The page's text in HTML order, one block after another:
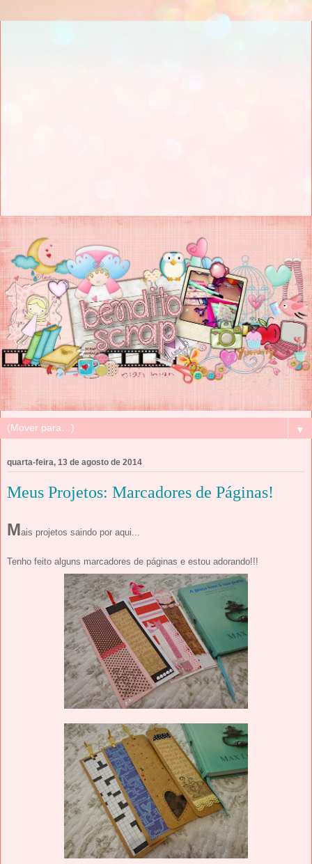
▼
quarta-feira, 13 de agosto de 2014
Meus Projetos: Marcadores de Páginas!
Mais projetos saindo por aqui...
Tenho feito alguns marcadores de páginas e estou adorando!!!